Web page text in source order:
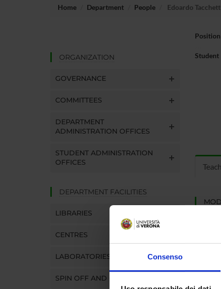
Consenso
Home Department People Edoardo
ORGANIZATION
GOVERNANCE
COMMITTEES
DEPARTMENT
ADMINISTRATION OFFICES
STUDENT ADMINISTRATION
OFFICES
DEPARTMENT FACILITIES
LIBRARIES
CENTRES
LABORATORIES
SPIN OFF AND COMPANIES
Position
Student